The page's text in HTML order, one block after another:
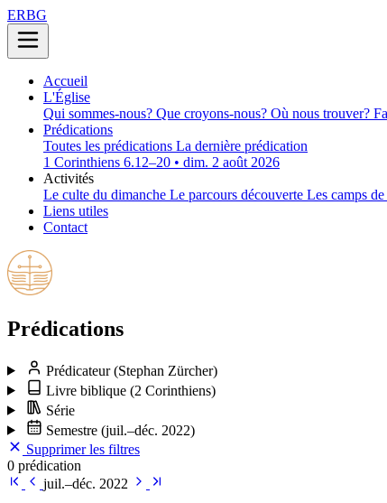
ERBG
Accueil
L'Église
Qui sommes-nous? Que croyons-nous? Où nous trouver?
Prédications
Toutes les prédications La dernière prédication
1 Corinthiens 6.12–20 • dim. 2 août 2026
Activités
Le culte du dimanche Le parcours découverte Les camps
Liens utiles
Contact
Prédications
Prédicateur(Stephan Zürcher)
Livre biblique (2 Corinthiens)
Série
Semestre (juil.–déc. 2022)
Supprimer les filtres
0 prédication
juil.–déc. 2022